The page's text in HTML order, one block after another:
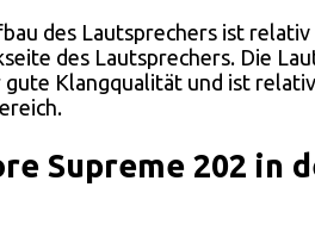
des Lautsprechers ist
des Lautsprechers. Die
Klangqualität und ist
Supreme 202 in